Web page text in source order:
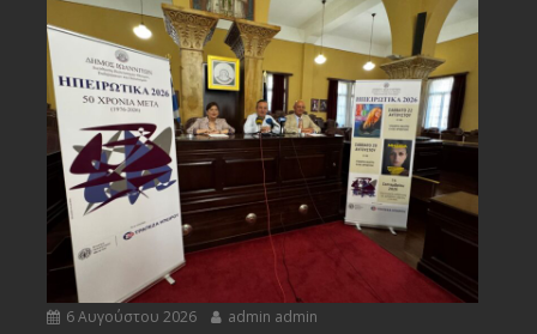
6 Αυγούστου 2026 admin admin